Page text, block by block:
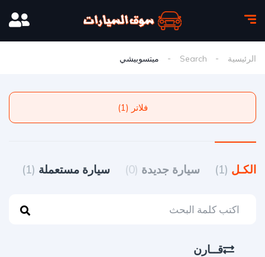
الرئيسية Search ميتسوبيشي
فلاتر (1)
الكـل (1) سيارة جديدة (0) سيارة مستعملة (1)
قــارن